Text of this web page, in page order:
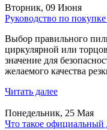
Вторник, 09 Июня
Руководство по
Выбор правильного
циркулярной или
значение для
желаемого качества
Читать далее
Понедельник, 25 Мая
Что такое официальный